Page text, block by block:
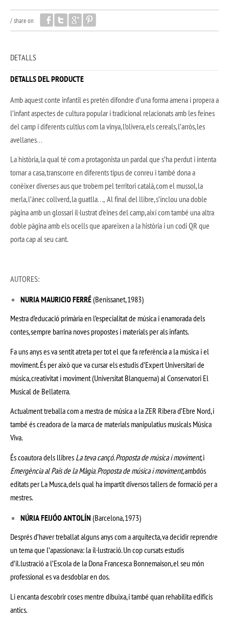
/share on
DETALLS
DETALLS DEL PRODUCTE
Amb aquest conte infantil es pretén difondre d’una forma amena i propera a
l’infant aspectes de cultura popular i tradicional relacionats amb les feines
del camp i diferents cultius com la vinya, l’olivera, els cereals, l’arròs, les
avellanes…
La història, la qual té com a protagonista un pardal que s’ha perdut i intenta
tornar a casa, transcorre en diferents tipus de conreu i també dona a
conèixer diverses aus que trobem pel territori català, com el mussol, la
merla, l’ànec collverd, la guatlla…, Al final del llibre, s’inclou una doble
pàgina amb un glossari il·lustrat d’eines del camp, així com també una altra
doble pàgina amb els ocells que apareixen a la història i un codi QR que
porta cap al seu cant.
AUTORES:
NURIA MAURICIO FERRÉ(Benissanet, 1983)
Mestra d’educació primària en l’especialitat de música i enamorada dels
contes, sempre barrina noves propostes i materials per als infants.
Fa uns anys es va sentit atreta per tot el que fa referència a la música i el
moviment. És per això que va cursar els estudis d’Expert Universitari de
música, creativitat i moviment (Universitat Blanquerna) al Conservatori El
Musical de Bellaterra.
Actualment treballa com a mestra de música a la ZER Ribera d’Ebre Nord, i
també és creadora de la marca de materials manipulatius musicals Música
Viva.
És coautora dels llibres La teva cançó. Proposta de música i moviment, i
Emergència al País de la Màgia. Proposta de música i moviment, ambdós
editats per La Musca, dels qual ha impartit diversos tallers de formació per a
mestres.
NÚRIA FEIJÓO ANTOLÍN (Barcelona, 1973)
Després d’haver treballat alguns anys com a arquitecta, va decidir reprendre
un tema que l’apassionava: la il·lustració. Un cop cursats estudis
d’il.lustració a l’Escola de la Dona Francesca Bonnemaison, el seu món
professional es va desdoblar en dos.
Li encanta descobrir coses mentre dibuixa, i també quan rehabilita edificis
antics.